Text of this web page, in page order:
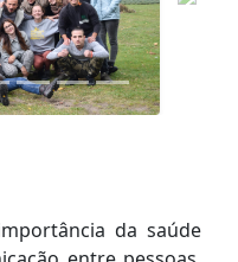
da saúde